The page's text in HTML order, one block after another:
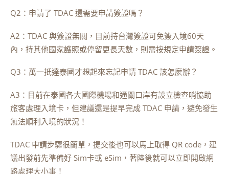
Q2：申請了 TDAC 還需要申請簽證嗎？
A2：TDAC 與簽證無關，目前持台灣簽證可免簽入境60天
內，持其他國家護照或停留更長天數，則需按規定申請簽證。
Q3：萬一抵達泰國才想起來忘記申請 TDAC 該怎麼辦？
A3：目前在泰國各大國際機場和通關口岸有設立檢查哨協助
旅客處理入境卡，但建議還是提早完成 TDAC 申請，避免發生
無法順利入境的狀況！
TDAC 申請步驟很簡單，提交後也可以馬上取得 QR code，建
議出發前先準備好 Sim卡或 eSim，著陸後就可以立即開啟網
路處理大小事！